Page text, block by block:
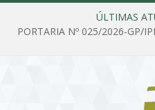
ÚLTIMAS